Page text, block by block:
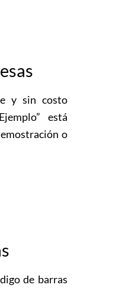
y sin costo
está
o
de barras